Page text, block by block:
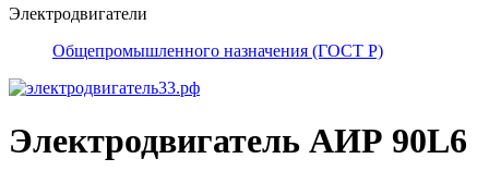
Электродвигатели
Общепромышленного назначения (ГОСТ Р)
Электродвигатель АИР 90L6